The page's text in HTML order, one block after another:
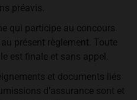
préavis.
qui participe au concours
présent règlement. Toute
est finale et sans appel.
et documents liés
d’assurance sont et